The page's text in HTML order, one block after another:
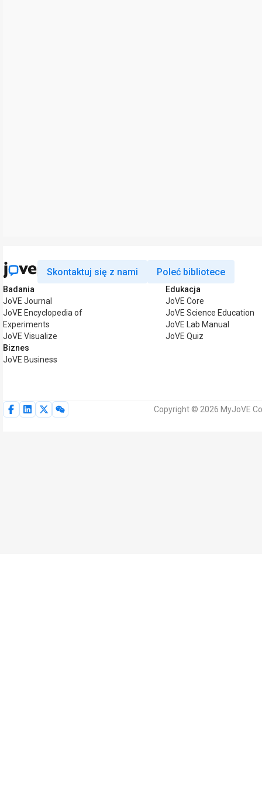
Skontaktuj się z nami Poleć bibliotece
Badania
JoVE Journal
JoVE Encyclopedia of
Experiments
JoVE Visualize
Biznes
JoVE Business
Edukacja
JoVE Core
JoVE Science Education
JoVE Lab Manual
JoVE Quiz
Copyright © 2026 MyJoVE